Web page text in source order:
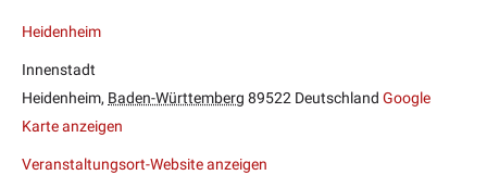
Heidenheim
Innenstadt
Heidenheim, Baden-Württemberg 89522 Deutschland Google
Karte anzeigen
Veranstaltungsort-Website anzeigen